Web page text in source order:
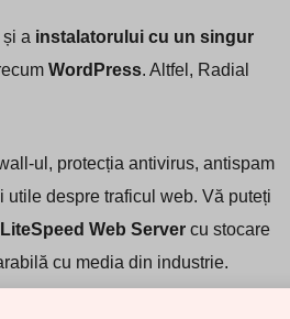
și a instalatorului cu un singur
WordPress. Altfel, Radial
ul, protecția antivirus, antispam
utile despre traficul web. Vă puteți
LiteSpeed Web Server cu stocare
cu media din industrie.